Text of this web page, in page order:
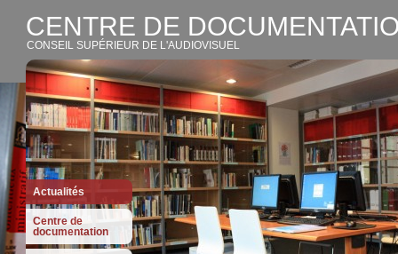
CENTRE DE
CONSEIL SUPÉRIEUR DE L'AUDIOVISUEL
Actualités
Centre de
documentation